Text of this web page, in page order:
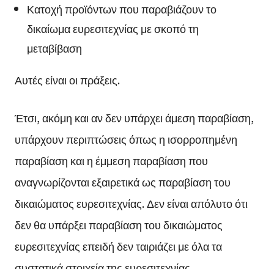
Κατοχή προϊόντων που παραβιάζουν το
δικαίωμα ευρεσιτεχνίας με σκοπό τη
μεταβίβαση
Αυτές είναι οι πράξεις.
Έτσι, ακόμη και αν δεν υπάρχει άμεση παραβίαση,
υπάρχουν περιπτώσεις όπως η ισορροπημένη
παραβίαση και η έμμεση παραβίαση που
αναγνωρίζονται εξαιρετικά ως παραβίαση του
δικαιώματος ευρεσιτεχνίας. Δεν είναι απόλυτο ότι
δεν θα υπάρξει παραβίαση του δικαιώματος
ευρεσιτεχνίας επειδή δεν ταιριάζει με όλα τα